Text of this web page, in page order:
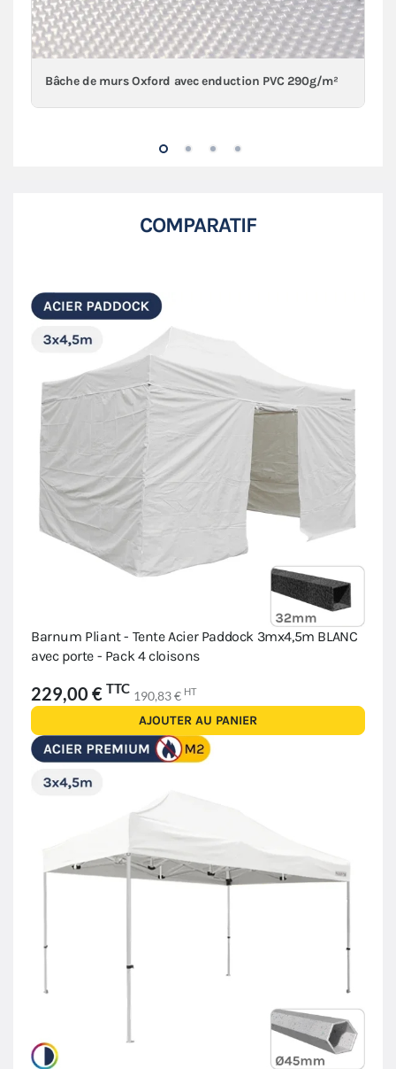
Bâche de murs Oxford avec enduction PVC 290g/m²
COMPARATIF
Barnum Pliant - Tente Acier Paddock 3mx4,5m BLANC
avec porte - Pack 4 cloisons
229,00 € TTC 190,83 € HT
AJOUTER AU PANIER